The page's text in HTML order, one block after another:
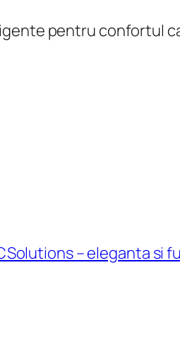
pentru confortul
– eleganta si